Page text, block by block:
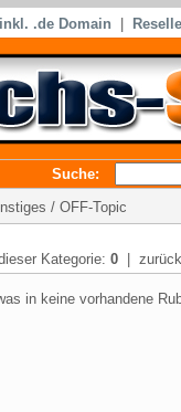
.de Domain
Suche:
/ OFF-Topic
Kategorie: 0 |
in keine vorhandene